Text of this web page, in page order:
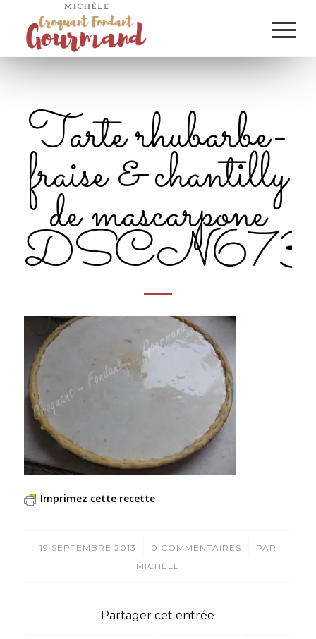
Tarte rhubarbe-
fraise & chantilly
de mascarpone
Imprimez cette recette
19 SEPTEMBRE 2013
/ 0 COMMENTAIRES
/
PAR
MICHÈLE
Partager cet entrée